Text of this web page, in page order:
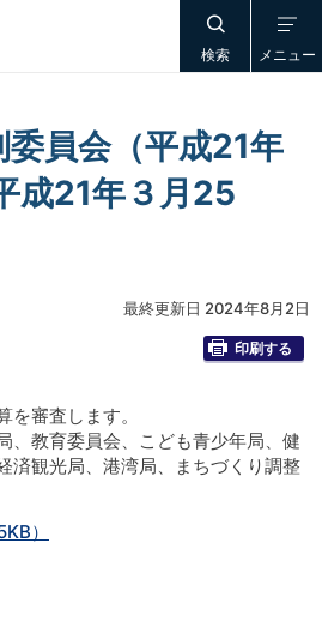
検索 メニュー
員会（平成21年
成21年３月25
最終更新日 2024年8月2日
印刷する
審査します。
、教育委員会、こども青少年局、健
済観光局、港湾局、まちづくり調整
）